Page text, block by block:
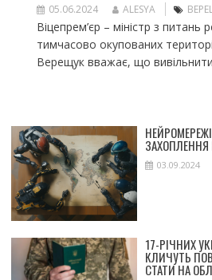
05.06.2024 ALESYA
Віцепрем’єр – міністр з питань
тимчасово окупованих
Верещук вважає, що вивільнити
ЗАХОПЛЕННЯ
03.09.2024
17-РІЧНИХ
КЛИЧУТЬ
СТАТИ НА